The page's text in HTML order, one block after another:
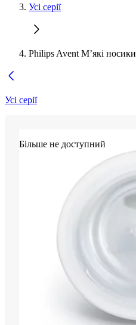
Усі серії
Philips Avent М’які носики
Усі серії
Більше не доступний